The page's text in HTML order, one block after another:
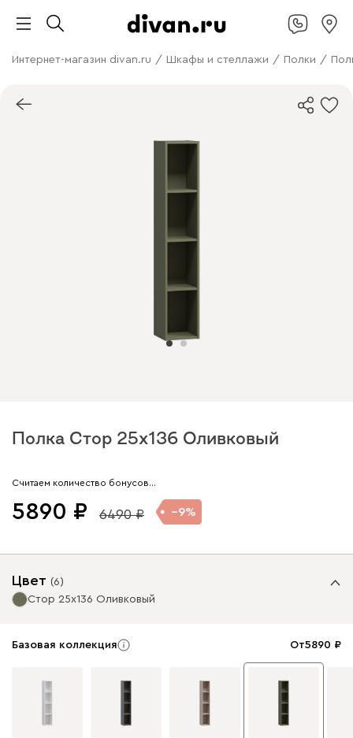
Интернет-магазин divan.ru / Шкафы и стеллажи / Полки /
Полка Стор 25x136 Оливковый
Арт. 342423
Считаем количество бонусов…
5890 6490 9
Цвет (6)
Стор 25x136 Оливковый
Базовая коллекция От5890